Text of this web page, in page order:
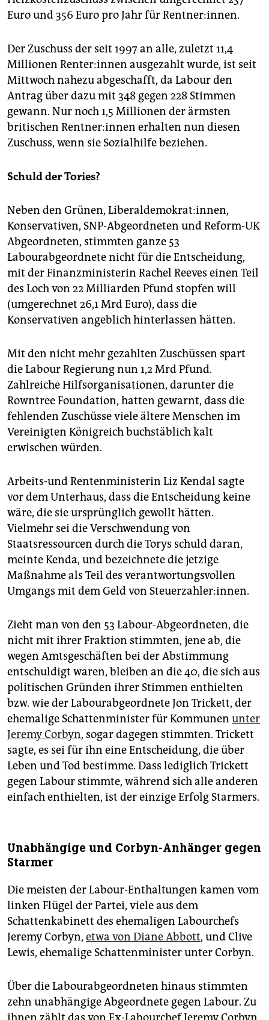
Euro und 356 Euro pro Jahr für Rentner:innen.
Der Zuschuss der seit 1997 an alle, zuletzt 11,4
Millionen Ren­te­r:in­nen ausgezahlt wurde, ist seit
Mittwoch nahezu abgeschafft, da Labour den
Antrag über dazu mit 348 gegen 228 Stimmen
gewann. Nur noch 1,5 Millionen der ärmsten
britischen Rent­ne­r:in­nen erhalten nun diesen
Zuschuss, wenn sie Sozialhilfe beziehen.
Schuld der Tories?
Neben den Grünen, Liberaldemokrat:innen,
Konservativen, SNP-Abgeordneten und Reform-UK
Abgeordneten, stimmten ganze 53
Labourabgeordnete nicht für die Entscheidung,
mit der Finanzministerin Rachel Reeves einen Teil
des Loch von 22 Milliarden Pfund stopfen will
(umgerechnet 26,1 Mrd Euro), dass die
Konservativen angeblich hinterlassen hätten.
Mit den nicht mehr gezahlten Zuschüssen spart
die Labour Regierung nun 1,2 Mrd Pfund.
Zahlreiche Hilfsorganisationen, darunter die
Rowntree Foundation, hatten gewarnt, dass die
fehlenden Zuschüsse viele ältere Menschen im
Vereinigten Königreich buchstäblich kalt
erwischen würden.
Arbeits-und Rentenministerin Liz Kendal sagte
vor dem Unterhaus, dass die Entscheidung keine
wäre, die sie ursprünglich gewollt hätten.
Vielmehr sei die Verschwendung von
Staatsressourcen durch die Torys schuld daran,
meinte Kenda, und bezeichnete die jetzige
Maßnahme als Teil des verantwortungsvollen
Umgangs mit dem Geld von Steuerzahler:innen.
Zieht man von den 53 Labour-Abgeordneten, die
nicht mit ihrer Fraktion stimmten, jene ab, die
wegen Amtsgeschäften bei der Abstimmung
entschuldigt waren, bleiben an die 40, die sich aus
politischen Gründen ihrer Stimmen enthielten
bzw. wie der Labourabgeordnete Jon Trickett, der
ehemalige Schattenminister für Kommunen unter
Jeremy Corbyn, sogar dagegen stimmten. Trickett
sagte, es sei für ihn eine Entscheidung, die über
Leben und Tod bestimme. Dass lediglich Trickett
gegen Labour stimmte, während sich alle anderen
einfach enthielten, ist der einzige Erfolg Starmers.
Unabhängige und Corbyn-Anhänger gegen
Starmer
Die meisten der Labour-Enthaltungen kamen vom
linken Flügel der Partei, viele aus dem
Schattenkabinett des ehemaligen Labourchefs
Jeremy Corbyn, etwa von Diane Abbott, und Clive
Lewis, ehemalige Schattenminister unter Corbyn.
Über die Labourabgeordneten hinaus stimmten
zehn unabhängige Abgeordnete gegen Labour. Zu